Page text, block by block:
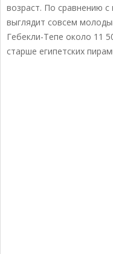
возраст. По сравнению
выглядит совсем
Гебекли-Тепе около 11
старше египетских